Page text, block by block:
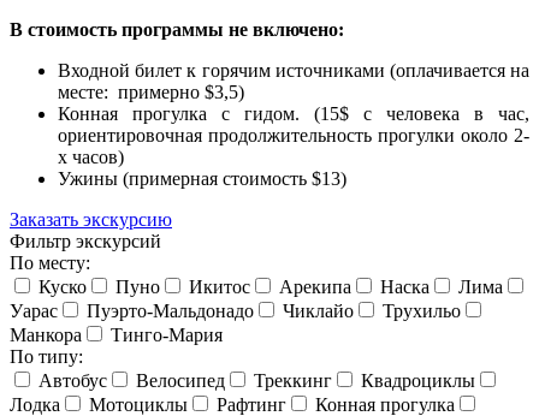
В стоимость программы не включено:
Входной билет к горячим источниками (оплачивается на
месте: примерно $3,5)
Конная прогулка с гидом. (15$ с человека в час,
ориентировочная продолжительность прогулки около 2-
х часов)
Ужины (примерная стоимость $13)
Заказать экскурсию
Фильтр экскурсий
По месту:
Куско
Пуно Икитос Арекипа Наска
Лима
Уарас
Пуэрто-Мальдонадо Чиклайо
Трухильо
Манкора
Тинго-Мария
По типу:
Автобус
Велосипед Треккинг
Квадроциклы
Лодка
Мотоциклы Рафтинг
Конная прогулка